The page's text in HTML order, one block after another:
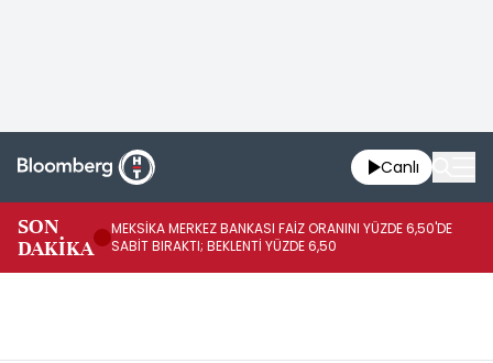
Canlı
SON
DAKİKA
MEKSİKA MERKEZ BANKASI FAİZ ORANINI YÜZDE 6,50'DE
SABİT BIRAKTI; BEKLENTİ YÜZDE 6,50